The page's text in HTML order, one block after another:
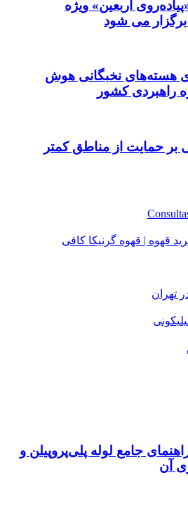
اربعین» ویژه
می شود
هسته‌های نخبگانی هوش
بر حمایت از مناطق کمتر
قهوه | قهوه گرنیکا کافی
تهران
جامع لوله پلی‌پروپیلن و
آن